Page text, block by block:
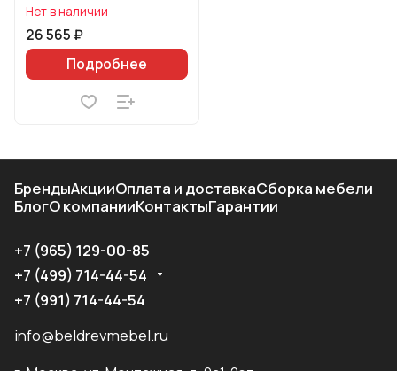
Нет в наличии
26 565 ₽
Подробнее
БрендыАкцииОплата и доставкаСборка мебели
БлогО компанииКонтактыГарантии
+7 (965) 129-00-85
+7 (499) 714-44-54
+7 (991) 714-44-54
info@beldrevmebel.ru